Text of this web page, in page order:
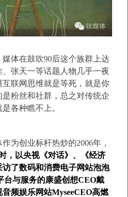
体在鼓吹90后这个族群上达
张天一等话题人物几乎一夜
联网思维就是等死，就是你
粉丝和社群，总之对传统企
各种瞧不上。
为创业标杆热炒的2006年，
，以央视《对话》、《经济
了数码和消费电子网站泡泡
台与服务的康盛创想CEO戴
频娱乐网站MyseeCEO高燃